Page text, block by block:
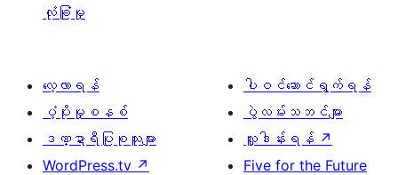
လုံခြုံမှု
လေ့လာရန်
ပံ့ပိုးမှုစနစ်
ဒဏ္ဍာရီပြုစုသူများ
WordPress.tv ↗
ပါဝင်ဆောင်ရွက်ရန်
ပွဲလမ်းသဘင်များ
လှူဒါန်းရန် ↗
Five for the Future